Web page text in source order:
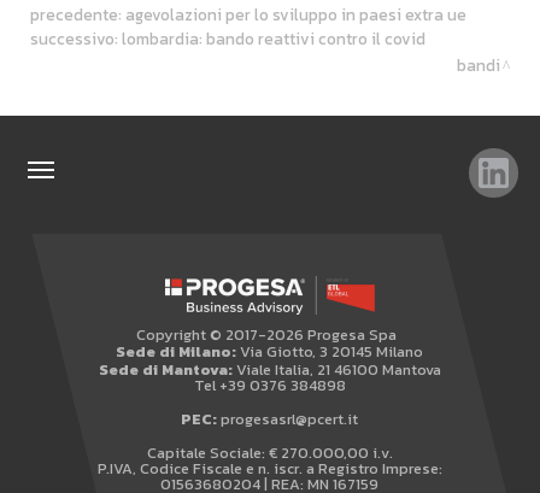
precedente: agevolazioni per lo sviluppo in paesi extra ue
successivo: lombardia: bando reattivi contro il covid
bandi
AREA RISERVATA
WHISTLEBLOWING
Copyright © 2017-2026 Progesa Spa
Sede di Milano:Via Giotto, 3 20145 Milano
Sede di Mantova:Viale Italia, 21 46100 Mantova
Tel +39 0376 384898
PEC:progesasrl@pcert.it
Capitale Sociale: € 270.000,00 i.v.
P.IVA, Codice Fiscale e n. iscr. a Registro Imprese:
01563680204 | REA: MN 167159